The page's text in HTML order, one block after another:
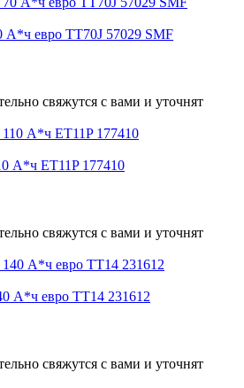
А*ч евро TT70J 57029 SMF
свяжутся с вами и уточнят
А*ч ET11P 177410
свяжутся с вами и уточнят
А*ч евро TT14 231612
свяжутся с вами и уточнят